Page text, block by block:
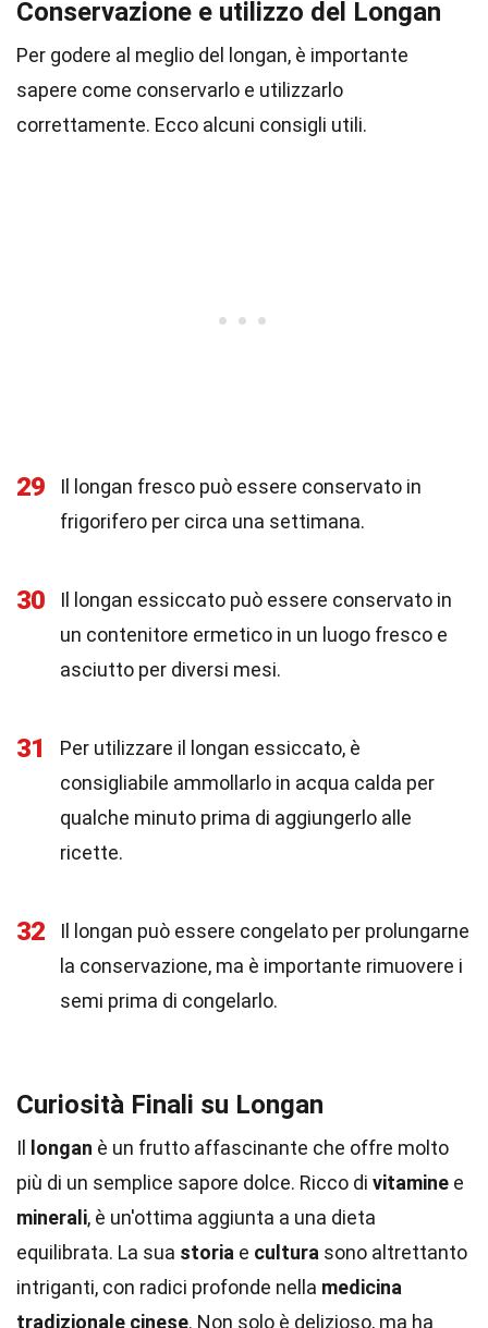
Conservazione e utilizzo del Longan
Per godere al meglio del longan, è importante
sapere come conservarlo e utilizzarlo
correttamente. Ecco alcuni consigli utili.
29
Il longan fresco può essere conservato in
frigorifero per circa una settimana.
30
Il longan essiccato può essere conservato in
un contenitore ermetico in un luogo fresco e
asciutto per diversi mesi.
31
Per utilizzare il longan essiccato, è
consigliabile ammollarlo in acqua calda per
qualche minuto prima di aggiungerlo alle
ricette.
32
Il longan può essere congelato per prolungarne
la conservazione, ma è importante rimuovere i
semi prima di congelarlo.
Curiosità Finali su Longan
Il longan è un frutto affascinante che offre molto
più di un semplice sapore dolce. Ricco di vitamine e
minerali, è un'ottima aggiunta a una dieta
equilibrata. La sua storia e cultura sono altrettanto
intriganti, con radici profonde nella medicina
tradizionale cinese. Non solo è delizioso, ma ha